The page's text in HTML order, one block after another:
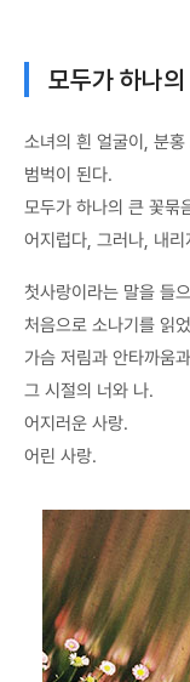
모두가 하나
소녀의 흰 얼굴이, 분
범벅이 된다.
모두가 하나의 큰 꽃묶
어지럽다, 그러나, 내리
첫사랑이라는 말을 들
처음으로 소나기를 읽
가슴 저림과 안타까움
그 시절의 너와 나.
어지러운 사랑.
어린 사랑.